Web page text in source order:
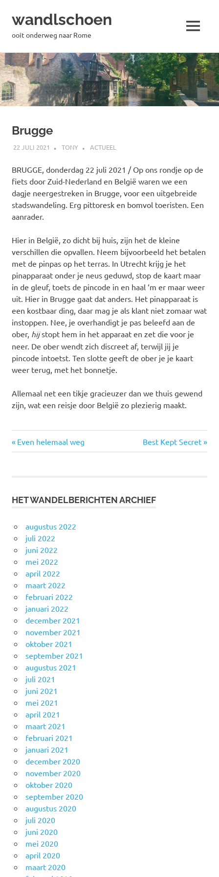
Naar
de
inhoud
springen
wandlschoen
ooit onderweg naar Rome MENU
Brugge
22 JULI 2021 TONY ACTUEEL
BRUGGE, donderdag 22 juli 2021 / Op ons rondje op de
fiets door Zuid-Nederland en België waren we een
dagje neergestreken in Brugge, voor een uitgebreide
stadswandeling. Erg pittoresk en bomvol toeristen. Een
aanrader.
Hier in België, zo dicht bij huis, zijn het de kleine
verschillen die opvallen. Neem bijvoorbeeld het betalen
met de pinpas op het terras. In Utrecht krijg je het
pinapparaat onder je neus geduwd, stop de kaart maar
in de gleuf, toets de pincode in en haal ‘m er maar weer
uit. Hier in Brugge gaat dat anders. Het pinapparaat is
een kostbaar ding, daar mag je als klant niet zomaar wat
instoppen. Nee, je overhandigt je pas beleefd aan de
ober, hijstopt hem in het apparaat en zet die voor je
neer. De ober wendt zich discreet af, terwijl jij je
pincode intoetst. Ten slotte geeft de ober je je kaart
weer terug, met het bonnetje.
Allemaal net een tikje gracieuzer dan we thuis gewend
zijn, wat een reisje door België zo plezierig maakt.
Bericht
Vorige
bericht:
Even helemaal weg
Volgende
bericht:
Best Kept Secret
HET WANDELBERICHTEN ARCHIEF
augustus 2022
juli 2022
juni 2022
mei 2022
april 2022
maart 2022
februari 2022
januari 2022
december 2021
november 2021
oktober 2021
september 2021
augustus 2021
juli 2021
juni 2021
mei 2021
april 2021
maart 2021
februari 2021
januari 2021
december 2020
november 2020
oktober 2020
september 2020
augustus 2020
juli 2020
juni 2020
mei 2020
april 2020
maart 2020